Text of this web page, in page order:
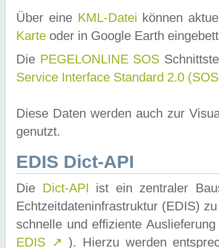
Über eine KML-Datei können
Karte oder in Google Earth
Die PEGELONLINE SOS
Service Interface Standard 2.0
Diese Daten werden auch zur
genutzt.
EDIS Dict-API
Die Dict-API ist ein zentraler
Echtzeitdateninfrastruktur (EDIS)
schnelle und effiziente
EDIS ↗ ). Hierzu werden